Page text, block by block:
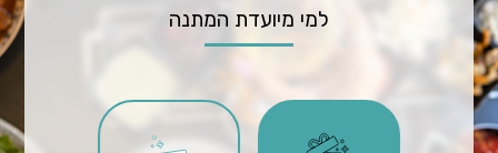
למי מיועדת המתנה